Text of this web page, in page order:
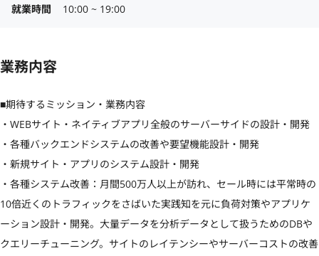
就業時間
10:00 ~ 19:00
業務内容
■期待するミッション・業務内容
・WEBサイト・ネイティブアプリ全般のサーバーサイドの設計・開発
・各種バックエンドシステムの改善や要望機能設計・開発
・新規サイト・アプリのシステム設計・開発
・各種システム改善：月間500万人以上が訪れ、セール時には平常時の
10倍近くのトラフィックをさばいた実践知を元に負荷対策やアプリケ
ーション設計・開発。大量データを分析データとして扱うためのDBや
クエリーチューニング。サイトのレイテンシーやサーバーコストの改善